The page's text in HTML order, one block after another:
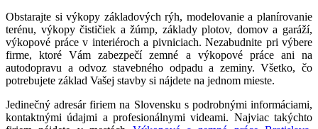
Obstarajte si výkopy základových rýh, modelovanie a planírovanie
terénu, výkopy čističiek a žúmp, základy plotov, domov a garáží,
výkopové práce v interiéroch a pivniciach. Nezabudnite pri výbere
firme, ktoré Vám zabezpečí zemné a výkopové práce ani na
autodopravu a odvoz stavebného odpadu a zeminy. Všetko, čo
potrebujete základ Vašej stavby si nájdete na jednom mieste.
Jedinečný adresár firiem na Slovensku s podrobnými informáciami,
kontaktnými údajmi a profesionálnymi videami. Najviac takýchto